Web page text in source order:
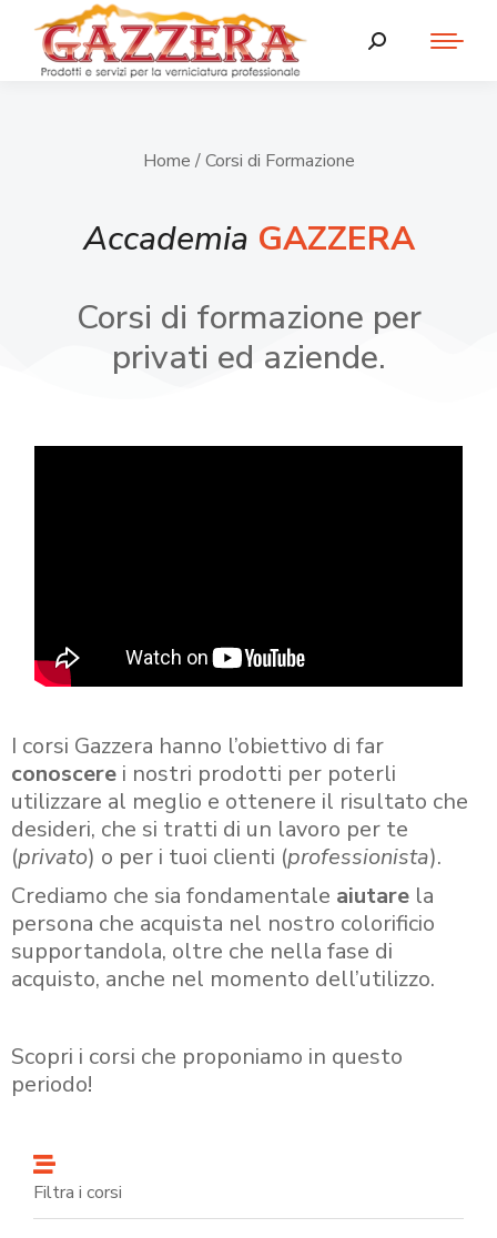
Home / Corsi di Formazione
Accademia GAZZERA
Corsi di formazione per
privati ed aziende.
I corsi Gazzera hanno l’obiettivo di far
conoscere i nostri prodotti per poterli
utilizzare al meglio e ottenere il risultato che
desideri, che si tratti di un lavoro per te
(privato) o per i tuoi clienti (professionista).
Crediamo che sia fondamentale aiutare la
persona che acquista nel nostro colorificio
supportandola, oltre che nella fase di
acquisto, anche nel momento dell’utilizzo.
Scopri i corsi che proponiamo in questo
periodo!
Filtra i corsi